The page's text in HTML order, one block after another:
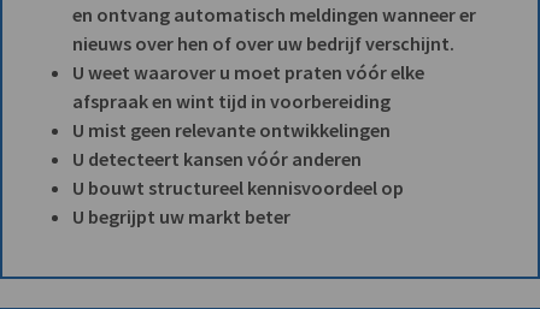
en ontvang automatisch meldingen wanneer er
nieuws over hen of over uw bedrijf verschijnt.
U weet waarover u moet praten vóór elke
afspraak en wint tijd in voorbereiding
U mist geen relevante ontwikkelingen
U detecteert kansen vóór anderen
U bouwt structureel kennisvoordeel op
U begrijpt uw markt beter